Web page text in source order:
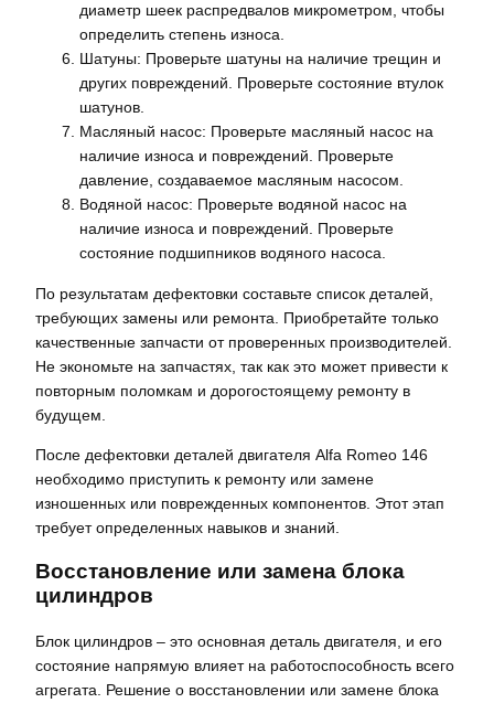
диаметр шеек распредвалов микрометром, чтобы
определить степень износа.
Шатуны: Проверьте шатуны на наличие трещин и
других повреждений. Проверьте состояние втулок
шатунов.
Масляный насос: Проверьте масляный насос на
наличие износа и повреждений. Проверьте
давление, создаваемое масляным насосом.
Водяной насос: Проверьте водяной насос на
наличие износа и повреждений. Проверьте
состояние подшипников водяного насоса.
По результатам дефектовки составьте список деталей,
требующих замены или ремонта. Приобретайте только
качественные запчасти от проверенных производителей.
Не экономьте на запчастях, так как это может привести к
повторным поломкам и дорогостоящему ремонту в
будущем.
После дефектовки деталей двигателя Alfa Romeo 146
необходимо приступить к ремонту или замене
изношенных или поврежденных компонентов. Этот этап
требует определенных навыков и знаний.
Восстановление или замена блока
цилиндров
Блок цилиндров – это основная деталь двигателя, и его
состояние напрямую влияет на работоспособность всего
агрегата. Решение о восстановлении или замене блока